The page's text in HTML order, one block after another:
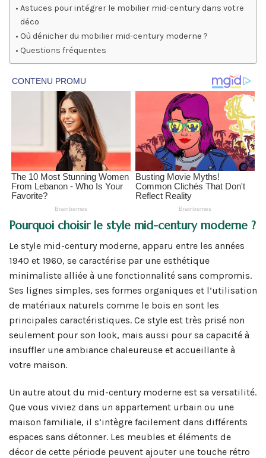
Astuces pour intégrer le mobilier mid-century dans votre
déco
Où dénicher du mobilier mid-century moderne ?
Questions fréquentes
Pourquoi choisir le style mid-century moderne ?
Le style mid-century moderne, apparu entre les années
1940 et 1960, se caractérise par une esthétique
minimaliste alliée à une fonctionnalité sans compromis.
Ses lignes simples, ses formes organiques et l’utilisation
de matériaux naturels comme le bois en sont les
principales caractéristiques. Ce style est très prisé non
seulement pour son look, mais aussi pour sa capacité à
insuffler une ambiance chaleureuse et accueillante à
votre maison.
Un autre atout du mid-century moderne est sa versatilité.
Que vous viviez dans un appartement urbain ou une
maison familiale, il s’intègre facilement dans différents
espaces sans détonner. Les meubles et éléments de
décor de cette période peuvent ajouter une touche rétro